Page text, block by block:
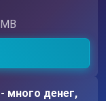
много денег,